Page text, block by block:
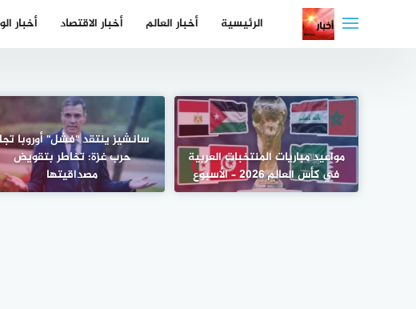
الرئيسية أخبار العالم أخبار الاقتصاد أخبار
مواعيد مباريات المنتخبات العربية
في كأس العالم 2026 – الأسبوع
سانشيز ينتقد "فشل" أوروبا
حرب غزة: تخاطر بتقويض
مصداقيتها